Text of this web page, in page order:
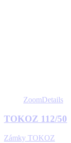
ZoomDetails
TOKOZ 112/50
Zámky TOKOZ